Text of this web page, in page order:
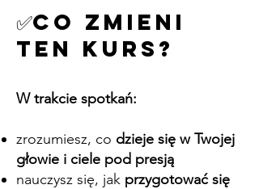
✅Co zmieni
ten KURS?
W trakcie spotkań:
zrozumiesz, co dzieje się w Twojej
głowie i ciele pod presją
nauczysz się, jak przygotować się